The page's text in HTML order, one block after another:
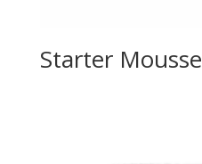
Starter Mousse